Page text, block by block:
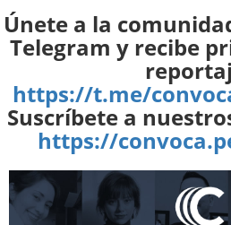
Únete a la
Telegram y recibe
https://t.me/
Suscríbete a
https://